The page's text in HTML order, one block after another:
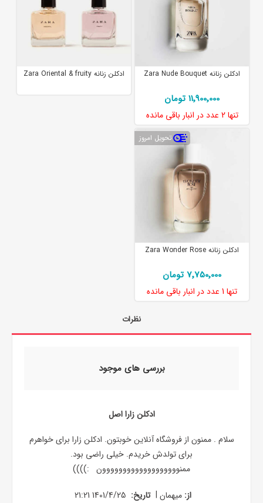
ادکلن زنانه Zara Nude Bouquet
11٬900٬000 تومان
تنها 2 عدد در انبار باقی مانده
ادکلن زنانه Zara Oriental & fruity
تحویل امروز
ادکلن زنانه Zara Wonder Rose
7٬750٬000 تومان
تنها 1 عدد در انبار باقی مانده
نظرات
بررسی های موجود
ادکلن زارا اصل
سلام . ممنون از فروشگاه آنلاین خوبتون. ادکلن زارا برای خواهرم
برای تولدش خریدم. خیلی راضی بود.
ممنووووووووووووووووووون :))))
از: میهمان | تاریخ: 1401/4/25 21:21